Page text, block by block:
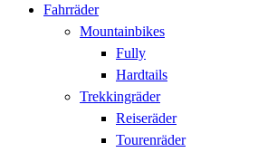
Fahrräder
Mountainbikes
Fully
Hardtails
Trekkingräder
Reiseräder
Tourenräder